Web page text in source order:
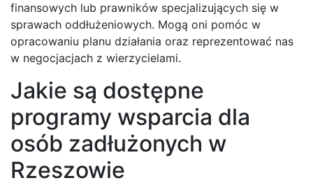
finansowych lub prawników specjalizujących się w
sprawach oddłużeniowych. Mogą oni pomóc w
opracowaniu planu działania oraz reprezentować nas
w negocjacjach z wierzycielami.
Jakie są dostępne
programy wsparcia dla
osób zadłużonych w
Rzeszowie